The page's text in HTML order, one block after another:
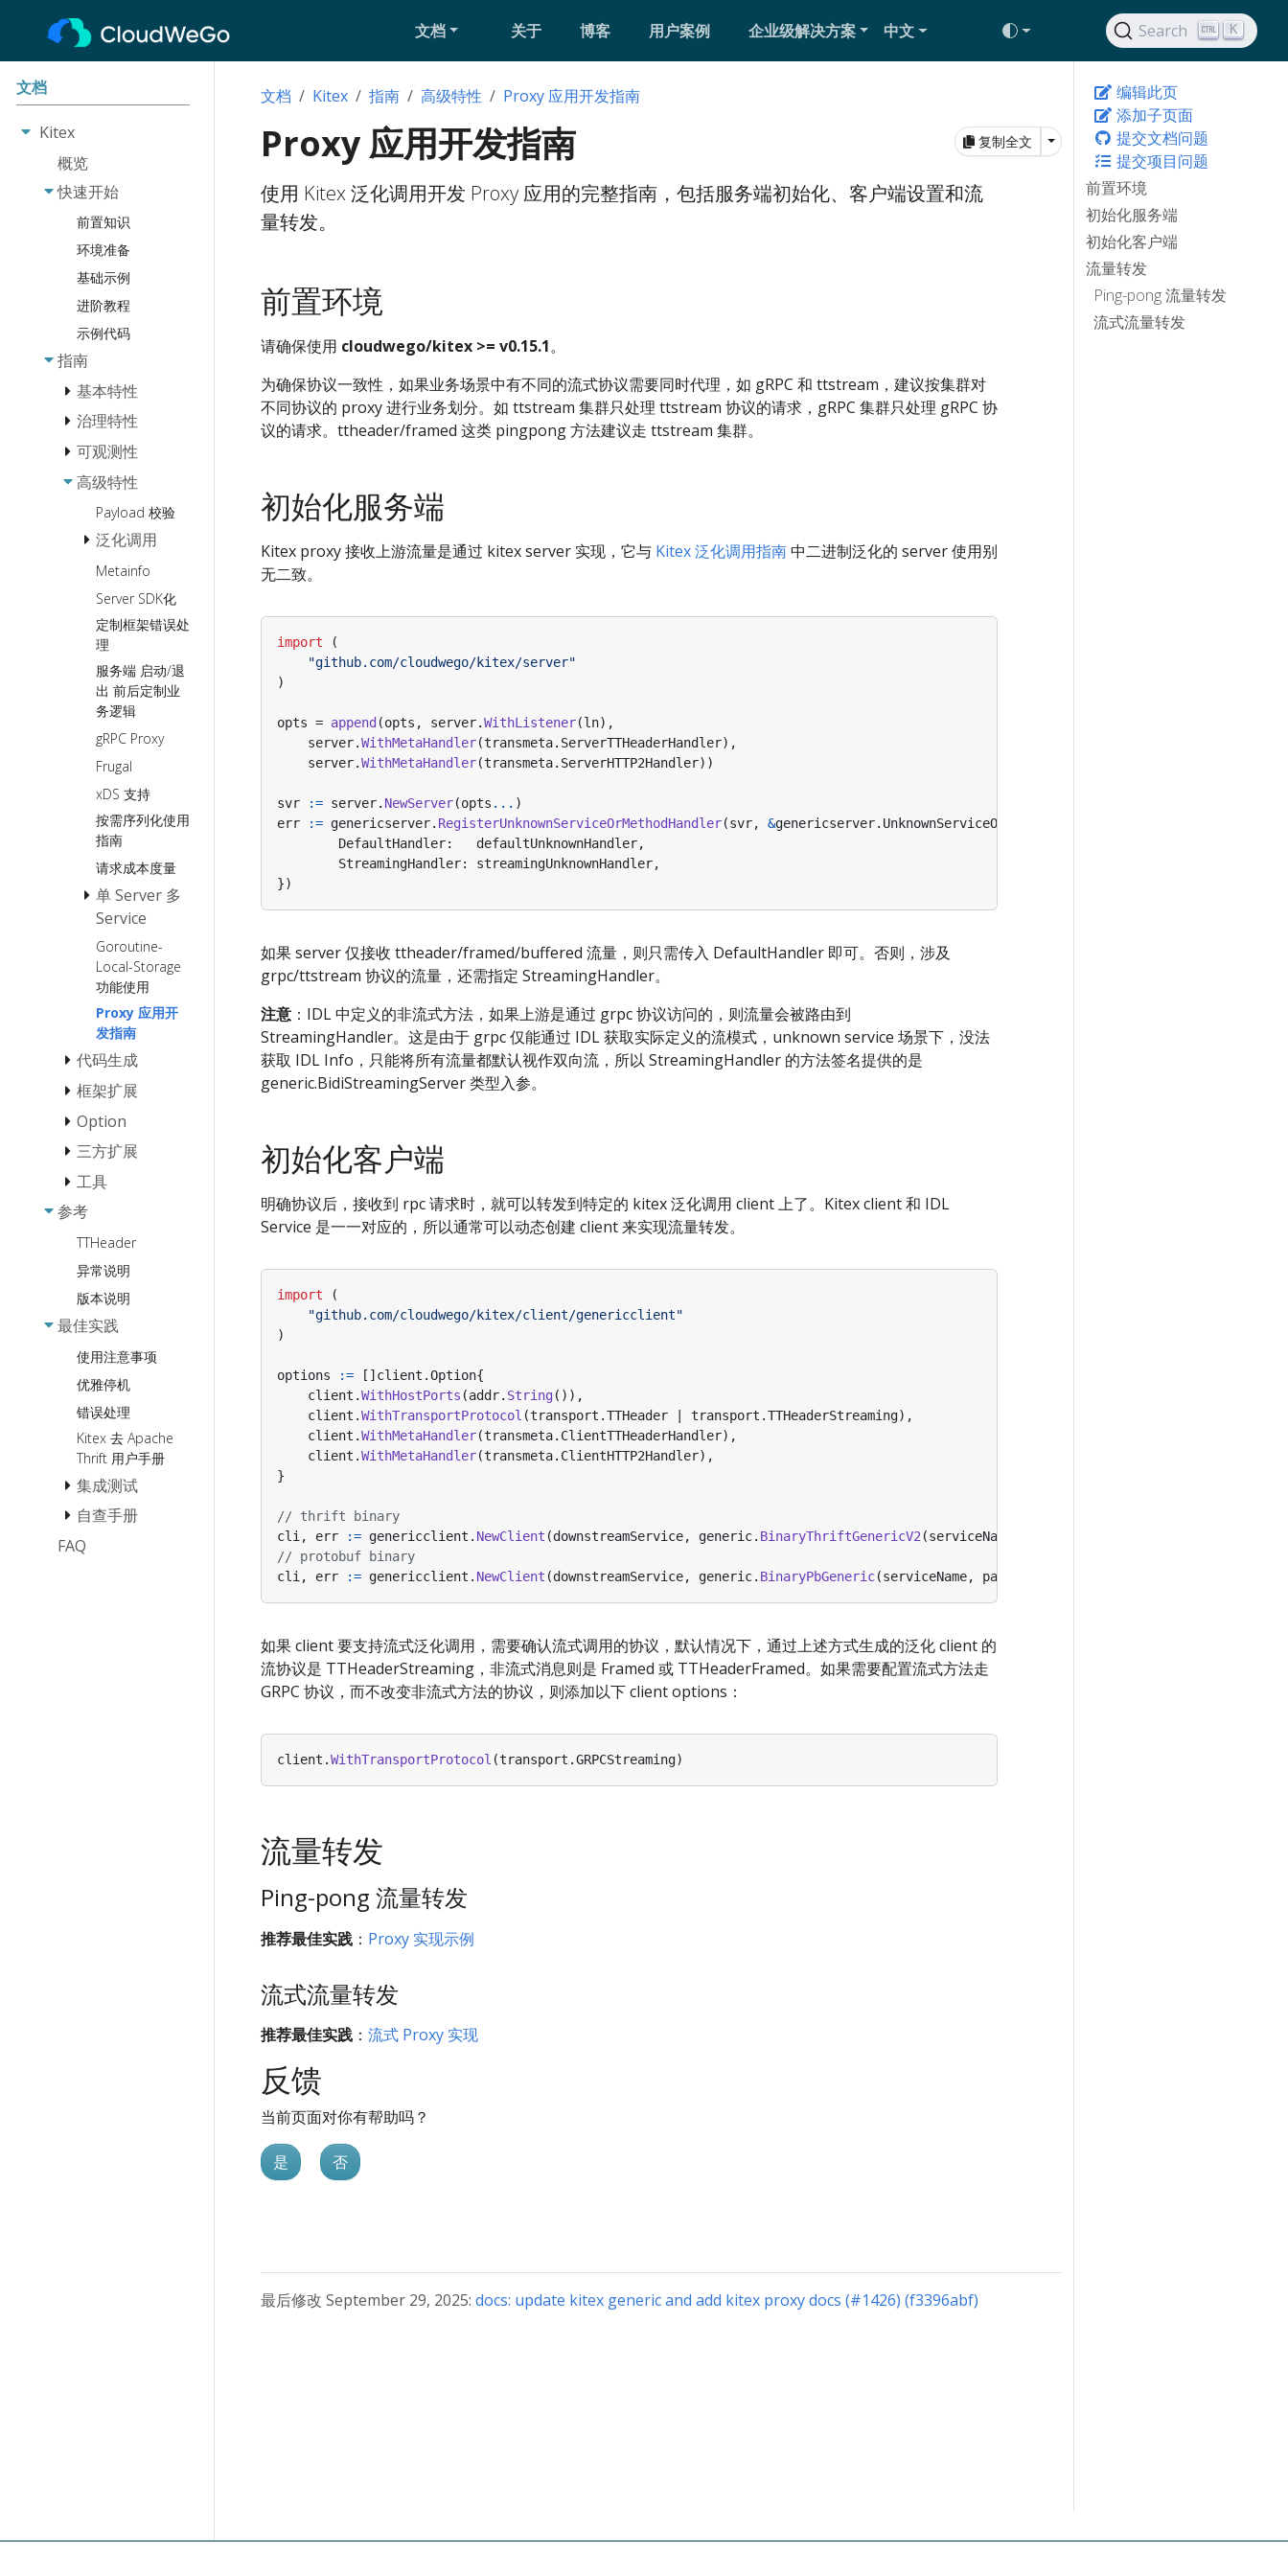
文档 关于 博客 用户案例 企业级解决方案 中文 Search K
文档
Kitex
概览
快速开始
前置知识
环境准备
基础示例
进阶教程
示例代码
指南
基本特性
消息类型
StreamX
StreamX 基
StreamX 流
中间件最佳
实践
流错误处理
最佳实践
StreamX 流
最佳实践
流生命周期
控制最佳实
践
StreamX 流
超时控制
流式细粒度
事件追踪
StreamX 流
编程常见问
题 QA
协议
传输协议
Streaming
gRPC
Thrift
Streaming
over
gRPC
Streaming
退出
序列化协
Binary
Hessian2
直连访问
连接类型
业务异常
预热
Panic 处理
框架 RPC 信息
的获取
治理特性
负载均衡
超时控制
请求重试
熔断
Fallback
限流
自定义访问控制
可观测性
埋点粒度
链路跟踪
日志
高级特性
Payload 校验
泛化调用
基本使用
Thrift-HTTP
映射的 IDL
规范
泛化调用接
入
dynamicgo
指南
使用 Thrift
反射提升泛
化调用性能
Metainfo
Server SDK化
定制框架错误处
理
服务端 启动/退
出 前后定制业
务逻辑
gRPC Proxy
Frugal
xDS 支持
按需序列化使用
指南
请求成本度量
单 Server 多
Service
单 Server 多
Service
多 Service
多 Handler
生成
Goroutine-
Local-Storage
功能使用
Proxy 应用开
发指南
代码生成
Thriftgo 反射使
Combine
Service [已弃
码生成模板
生成引用结构体
自定义脚手架模
板
Thriftgo IDL 裁
切工具
Protoc
Validator
自定义结构体
Tags
框架扩展
Middleware 扩
展
服务注册扩展
负载均衡扩展
监控扩展
编解码 (协议) 扩
展
传输模块扩展
Transport
扩展
元信息传递扩展
诊断模块扩展
Option
Client Option
Server Option
三方扩展
服务发现
Consul
Eureka
Nacos
Polaris
ServiceComb
Zookeeper
DNS
服务过滤
Etcd
Apollo
Nacos
File
Zookeeper
Consul
可观测性
工具
请求的 CLI 工具
参考
TTHeader
异常说明
版本说明
最佳实践
使用注意事项
优雅停机
错误处理
Kitex 去 Apache
Thrift 用户手册
集成测试
如何 Mock
自查手册
FAQ
编辑此页
添加子页面
提交文档问题
提交项目问题
前置环境
初始化服务端
初始化客户端
流量转发
Ping-pong 流量转发
流式流量转发
文档 Kitex 指南 高级特性 Proxy 应用开发指南
复制全文 Toggle Dropdown
Proxy 应用开发指南
使用 Kitex 泛化调用开发 Proxy 应用的完整指南，包括服务端初始化、客户端设置和流
量转发。
前置环境
请确保使用 cloudwego/kitex >= v0.15.1。
为确保协议一致性，如果业务场景中有不同的流式协议需要同时代理，如 gRPC 和 ttstream，建议按集群对
不同协议的 proxy 进行业务划分。如 ttstream 集群只处理 ttstream 协议的请求，gRPC 集群只处理 gRPC 协
议的请求。ttheader/framed 这类 pingpong 方法建议走 ttstream 集群。
初始化服务端
Kitex proxy 接收上游流量是通过 kitex server 实现，它与 Kitex 泛化调用指南中二进制泛化的 server 使用别
无二致。
import
(
"github.com/cloudwego/kitex/server"
)
opts = append (opts , server.WithListener(ln),
server.WithMetaHandler(transmeta. ServerTTHeaderHandler),
server.WithMetaHandler(transmeta. ServerHTTP2Handler))
svr := server. NewServer(opts ... )
err
:= genericserver. RegisterUnknownServiceOrMethodHandler(svr, &genericserver. UnknownServiceOrMethodHandler
DefaultHandler: defaultUnknownHandler,
StreamingHandler: streamingUnknownHandler,
})
如果 server 仅接收 ttheader/framed/buffered 流量，则只需传入 DefaultHandler 即可。否则，涉及
grpc/ttstream 协议的流量，还需指定 StreamingHandler。
注意 ：IDL 中定义的非流式方法，如果上游是通过 grpc 协议访问的，则流量会被路由到
StreamingHandler。这是由于 grpc 仅能通过 IDL 获取实际定义的流模式，unknown service 场景下，没法
获取 IDL Info，只能将所有流量都默认视作双向流，所以 StreamingHandler 的方法签名提供的是
generic.BidiStreamingServer 类型入参。
初始化客户端
明确协议后，接收到 rpc 请求时，就可以转发到特定的 kitex 泛化调用 client 上了。Kitex client 和 IDL
Service 是一一对应的，所以通常可以动态创建 client 来实现流量转发。
import
(
"github.com/cloudwego/kitex/client/genericclient"
)
options := [] client .Option{
client .WithHostPorts (addr. String()),
client .WithTransportProtocol (transport .TTHeader transport .TTHeaderStreaming),
client .WithMetaHandler(transmeta. ClientTTHeaderHandler),
client .WithMetaHandler(transmeta. ClientHTTP2Handler),
}
// thrift binary
cli , err := genericclient . NewClient (downstreamService, generic. BinaryThriftGenericV2 (serviceName
// protobuf binary
cli , err := genericclient . NewClient (downstreamService, generic. BinaryPbGeneric(serviceName, packageName
如果 client 要支持流式泛化调用，需要确认流式调用的协议，默认情况下，通过上述方式生成的泛化 client 的
流协议是 TTHeaderStreaming，非流式消息则是 Framed 或 TTHeaderFramed。如果需要配置流式方法走
GRPC 协议，而不改变非流式方法的协议，则添加以下 client options：
client .WithTransportProtocol (transport .GRPCStreaming)
流量转发
Ping-pong 流量转发
推荐最佳实践 ： Proxy 实现示例
流式流量转发
推荐最佳实践 ： 流式 Proxy 实现
反馈
当前页面对你有帮助吗？
是 否
最后修改 September 29, 2025: docs: update kitex generic and add kitex proxy docs (#1426) (f3396abf)